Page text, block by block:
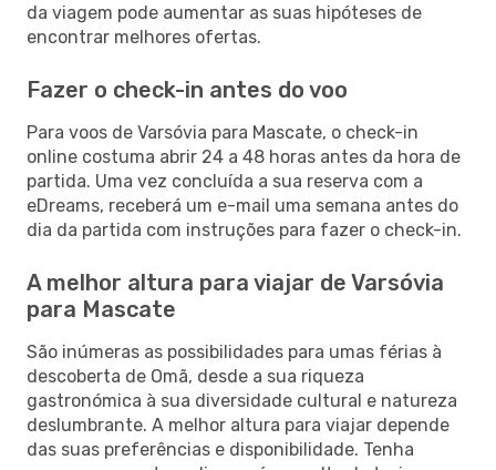
da viagem pode aumentar as suas hipóteses de
encontrar melhores ofertas.
Fazer o check-in antes do voo
Para voos de Varsóvia para Mascate, o check-in
online costuma abrir 24 a 48 horas antes da hora de
partida. Uma vez concluída a sua reserva com a
eDreams, receberá um e-mail uma semana antes do
dia da partida com instruções para fazer o check-in.
A melhor altura para viajar de Varsóvia
para Mascate
São inúmeras as possibilidades para umas férias à
descoberta de Omã, desde a sua riqueza
gastronómica à sua diversidade cultural e natureza
deslumbrante. A melhor altura para viajar depende
das suas preferências e disponibilidade. Tenha